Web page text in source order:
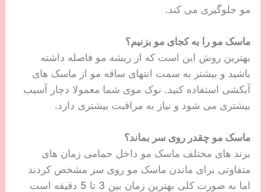
مو جلوگیری می کند.
ماسک مو را به کجای مو بزنیم؟
بهترین روش این است که از ریشه مو فاصله داشته
باشید و بیشتر به سمت انتهای ساقه مو از ماسک های
آبکشی استفاده کنید. نوک موی شما معمولا دچار آسیب
بیشتری می شود و نیاز به مراقبت بیشتری دارد.
ماسک مو چقدر روی سر بماند؟
برند های مختلف ماسک مو داخل حمامی زمان های
متفاوتی برای ماندن ماسک مو روی سر مشخص کردند
اما به صورت کلی بهترین زمان بین 3 تا 5 دقیقه است